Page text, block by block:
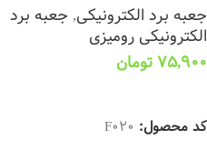
جعبه برد الکترونیکی, جعبه برد
الکترونیکی رومیزی
75,900 تومان
کد محصول: F020